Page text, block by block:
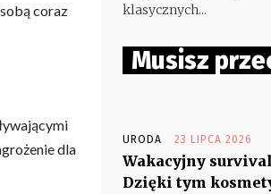
coraz
dla
klasycznych...
Musisz
URODA 23 LIPCA 2026
Wakacyjny
Dzięki tym